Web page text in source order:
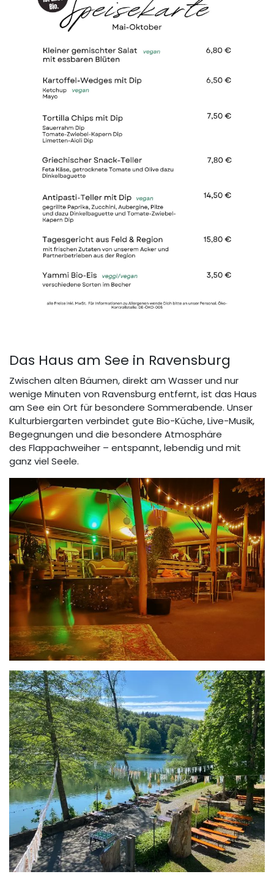
Das Haus am See in Ravensburg
Zwischen alten Bäumen, direkt am Wasser und nur
wenige Minuten von Ravensburg entfernt, ist das Haus
am See ein Ort für besondere Sommerabende. Unser
Kulturbiergarten verbindet gute Bio-Küche, Live-Musik,
Begegnungen und die besondere Atmosphäre
des Flappachweiher – entspannt, lebendig und mit
ganz viel Seele.